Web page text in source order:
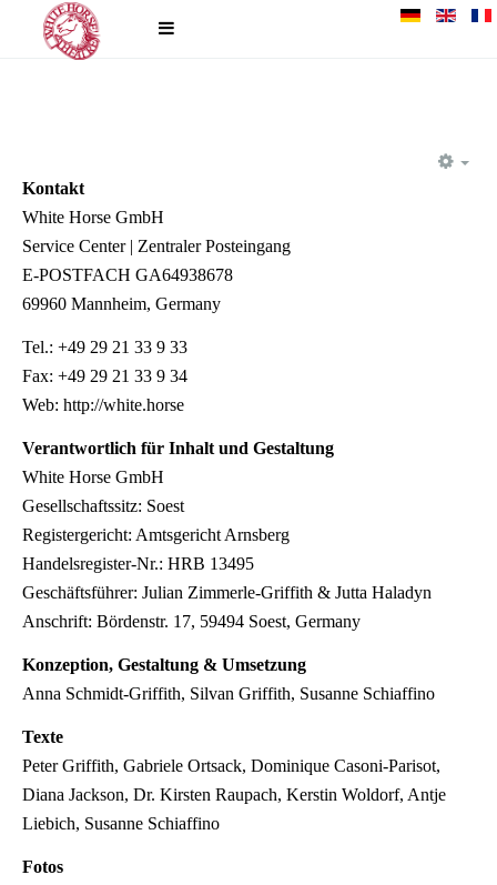
Kontakt
White Horse GmbH
Service Center | Zentraler Posteingang
E-POSTFACH GA64938678
69960 Mannheim, Germany
Tel.: +49 29 21 33 9 33
Fax: +49 29 21 33 9 34
Web: http://white.horse
Verantwortlich für Inhalt und Gestaltung
White Horse GmbH
Gesellschaftssitz: Soest
Registergericht: Amtsgericht Arnsberg
Handelsregister-Nr.: HRB 13495
Geschäftsführer: Julian Zimmerle-Griffith & Jutta Haladyn
Anschrift: Bördenstr. 17, 59494 Soest, Germany
Konzeption, Gestaltung & Umsetzung
Anna Schmidt-Griffith, Silvan Griffith, Susanne Schiaffino
Texte
Peter Griffith, Gabriele Ortsack, Dominique Casoni-Parisot,
Diana Jackson, Dr. Kirsten Raupach, Kerstin Woldorf, Antje
Liebich, Susanne Schiaffino
Fotos